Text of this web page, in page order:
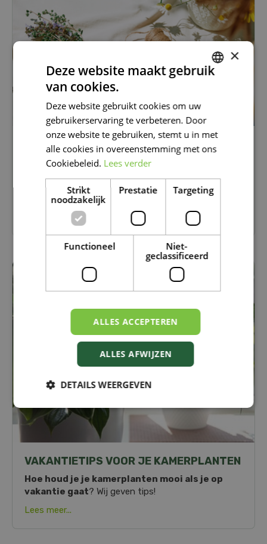
KRUIDEN DROGEN EN BEWAREN: GENIET
OOK LATER NOG VAN JE TUIN
en bewaart, zodat je ook in de herfst en winter
geniet van verse smaken uit eigen tuin.
Lees meer...
VAKANTIETIPS VOOR JE KAMERPLANTEN
KAMERPLANTEN
Hoe houd je je kamerplanten mooi als je op
vakantie gaat? Wij geven tips!
Lees meer...
×
Deze website maakt gebruik
van cookies.
Deze website gebruikt cookies om uw
gebruikerservaring te verbeteren. Door
onze website te gebruiken, stemt u in met
alle cookies in overeenstemming met ons
Cookiebeleid. Lees verder
Strikt
noodzakelijk
Prestatie Targeting
Functioneel
Niet-
geclassificeerd
ALLES ACCEPTEREN
ALLES AFWIJZEN
DETAILS WEERGEVEN